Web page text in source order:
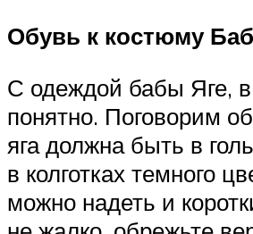
Обувь к костюму
С одеждой бабы Яге,
понятно. Поговорим
яга должна быть в
в колготках темного
можно надеть и